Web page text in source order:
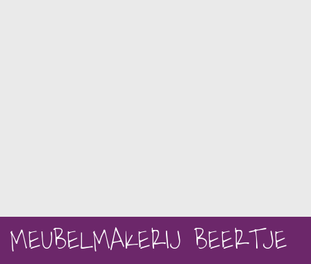
MEUBELMAKERIJ BEERTJE